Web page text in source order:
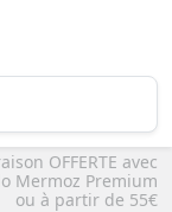
OFFERTE avec
Mermoz Premium
ou à partir de 55€